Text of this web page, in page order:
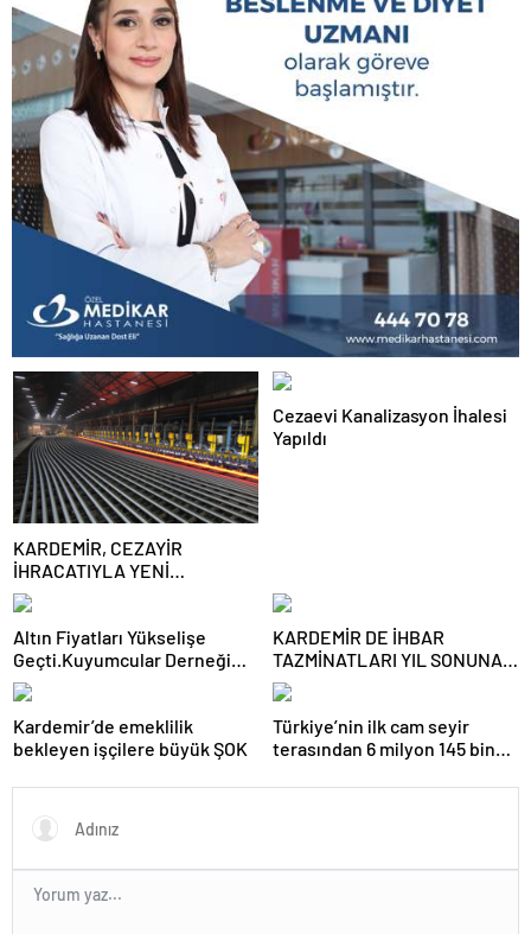
KARDEMİR, CEZAYİR
İHRACATIYLA YENİ
PAZARLARA AÇILMAYA
DEVAM EDİYOR
Cezaevi Kanalizasyon İhalesi
Yapıldı
Altın Fiyatları Yükselişe
Geçti.Kuyumcular Derneği
Başkanı İlhan Ündar Altın
Fiyatlarıyla İlgili Çarpıcı
Açıklamalarda Bulundu.
KARDEMİR DE İHBAR
TAZMİNATLARI YIL SONUNA
KADAR ÖDENECEK
Kardemir’de emeklilik
bekleyen işçilere büyük ŞOK
Türkiye’nin ilk cam seyir
terasından 6 milyon 145 bin